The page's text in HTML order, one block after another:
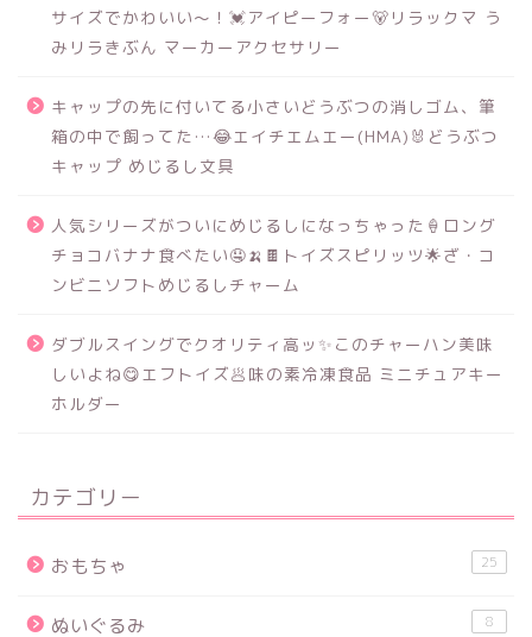
サイズでかわいい～！💓アイピーフォー🐻リラックマ う
みリラきぶん マーカーアクセサリー
キャップの先に付いてる小さいどうぶつの消しゴム、筆
箱の中で飼ってた…😂エイチエムエー(HMA)🐰どうぶつ
キャップ めじるし文具
人気シリーズがついにめじるしになっちゃった🍦ロング
チョコバナナ食べたい🤤🍌🍫トイズスピリッツ🌟ざ・コ
ンビニソフトめじるしチャーム
ダブルスイングでクオリティ高ッ✨このチャーハン美味
しいよね😋エフトイズ🥟味の素冷凍食品 ミニチュアキー
ホルダー
カテゴリー
おもちゃ 25
ぬいぐるみ 8